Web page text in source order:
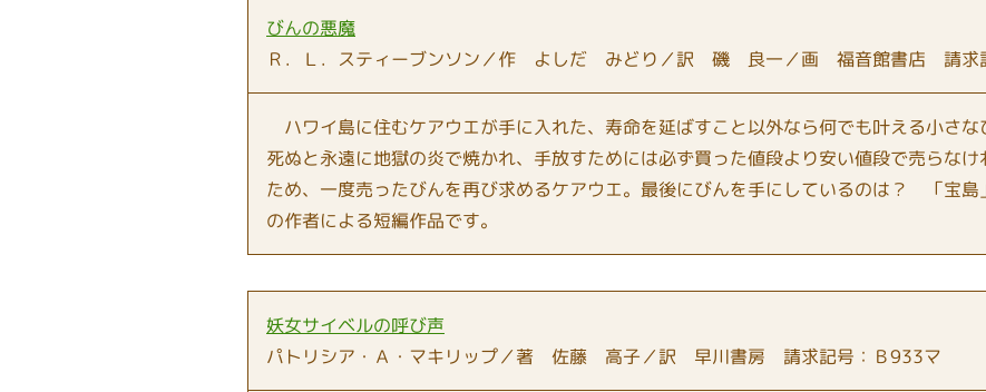
びんの悪魔
Ｒ．Ｌ．スティーブンソン／作 よしだ みどり／訳 磯 良一／画 福音館書店 請求
ハワイ島に住むケアウエが手に入れた、寿命を延ばすこと以外なら何でも叶える小さ
死ぬと永遠に地獄の炎で焼かれ、手放すためには必ず買った値段より安い値段で売らな
ため、一度売ったびんを再び求めるケアウエ。最後にびんを手にしているのは？ 「宝島
の作者による短編作品です。
妖女サイベルの呼び声
パトリシア・Ａ・マキリップ／著 佐藤 高子／訳 早川書房 請求記号：Ｂ933マ